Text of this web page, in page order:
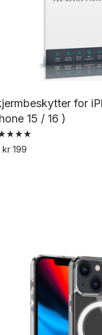
for
15 / 16 )
kr199
kan
velges
på